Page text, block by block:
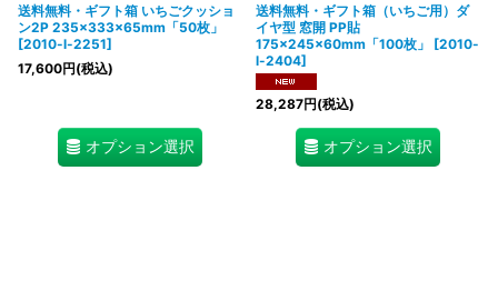
送料無料・ギフト箱 いちごクッショ
ン2P 235×333×65mm「50枚」
[2010-l-2251]
17,600円(税込)
オプション選択
送料無料・ギフト箱（いちご用）ダ
イヤ型 窓開 PP貼
175×245×60mm「100枚」
[2010-
l-2404]
28,287円(税込)
オプション選択